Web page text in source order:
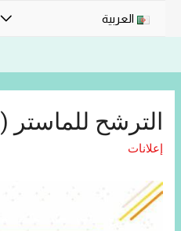
العربية
الترشح للماستر (20٪)
إعلانات